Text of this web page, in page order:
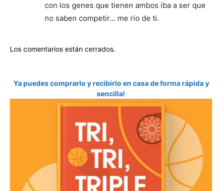
con los genes que tienen ambos iba a ser que
no saben competir… me rio de ti.
Los comentarios están cerrados.
Ya puedes comprarlo y recibirlo en casa de forma rápida y
sencilla!